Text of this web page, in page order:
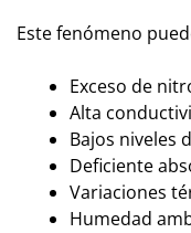
Este fenómeno
Exceso de
Alta
Bajos niveles
Deficiente
Variaciones
Humedad